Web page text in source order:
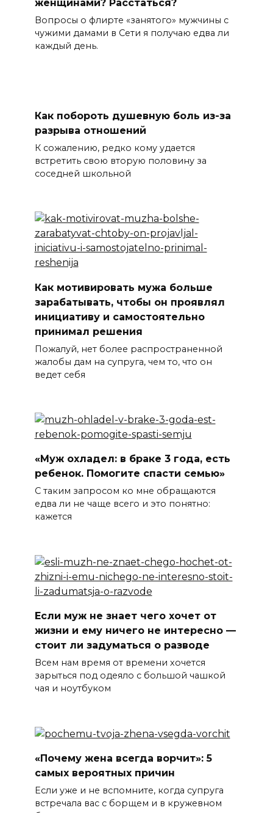
женщинами? Расстаться?
Вопросы о флирте «занятого» мужчины с
чужими дамами в Сети я получаю едва ли
каждый день.
Как побороть душевную боль из-за
разрыва отношений
К сожалению, редко кому удается
встретить свою вторую половину за
соседней школьной
Как мотивировать мужа больше
зарабатывать, чтобы он проявлял
инициативу и самостоятельно
принимал решения
Пожалуй, нет более распространенной
жалобы дам на супруга, чем то, что он
ведет себя
«Муж охладел: в браке 3 года, есть
ребенок. Помогите спасти семью»
С таким запросом ко мне обращаются
едва ли не чаще всего и это понятно:
кажется
Если муж не знает чего хочет от
жизни и ему ничего не интересно —
стоит ли задуматься о разводе
Всем нам время от времени хочется
зарыться под одеяло с большой чашкой
чая и ноутбуком
«Почему жена всегда ворчит»: 5
самых вероятных причин
Если уже и не вспомните, когда супруга
встречала вас с борщем и в кружевном